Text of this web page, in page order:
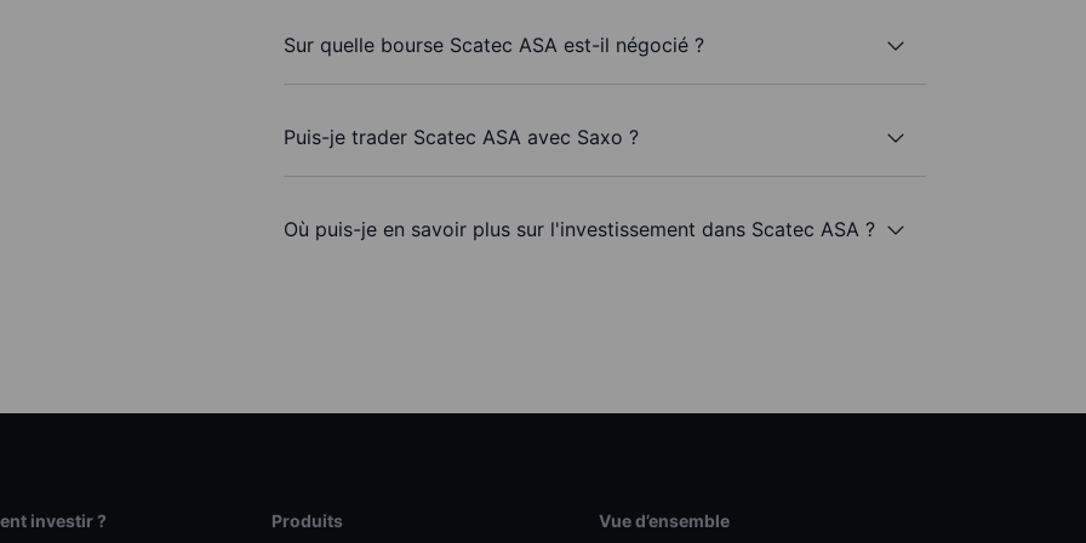
Sur quelle bourse Scatec ASA est-il négocié ?
Puis-je trader Scatec ASA avec Saxo ?
Où puis-je en savoir plus sur l'investissement dans Scatec ASA ?
investir ? Produits Vue d’ensemble